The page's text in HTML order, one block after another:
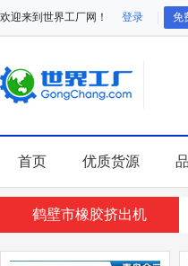
欢迎来到世界工厂网！ 登录 免
首页 优质货源
鹤壁市橡胶挤出机